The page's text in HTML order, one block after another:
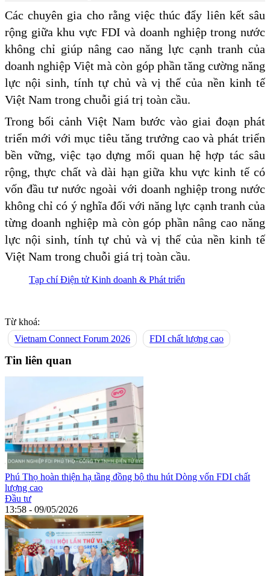
Các chuyên gia cho rằng việc thúc đẩy liên kết sâu
rộng giữa khu vực FDI và doanh nghiệp trong nước
không chỉ giúp nâng cao năng lực cạnh tranh của
doanh nghiệp Việt mà còn góp phần tăng cường năng
lực nội sinh, tính tự chủ và vị thế của nền kinh tế
Việt Nam trong chuỗi giá trị toàn cầu.
Trong bối cảnh Việt Nam bước vào giai đoạn phát
triển mới với mục tiêu tăng trưởng cao và phát triển
bền vững, việc tạo dựng mối quan hệ hợp tác sâu
rộng, thực chất và dài hạn giữa khu vực kinh tế có
vốn đầu tư nước ngoài với doanh nghiệp trong nước
không chỉ có ý nghĩa đối với năng lực cạnh tranh của
từng doanh nghiệp mà còn góp phần nâng cao năng
lực nội sinh, tính tự chủ và vị thế của nền kinh tế
Việt Nam trong chuỗi giá trị toàn cầu.
Tạp chí Điện tử Kinh doanh & Phát triển
Từ khoá:
Vietnam Connect Forum 2026
FDI chất lượng cao
Tin liên quan
Phú Thọ hoàn thiện hạ tầng đồng bộ thu hút Dòng vốn FDI chất
lượng cao
Đầu tư
13:58 - 09/05/2026